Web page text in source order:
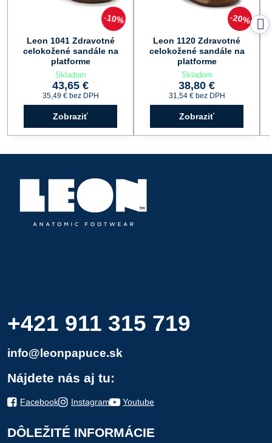
10%
Leon 1041 Zdravotné
celokožené sandále na
platforme
Skladom
43,65 €
35,49 € bez DPH
Zobraziť
20%
Leon 1120 Zdravotné
celokožené sandále na
platforme
Skladom
38,80 €
31,54 € bez DPH
Zobraziť
+421 911 315 719
info@leonpapuce.sk
Nájdete nás aj tu:
Facebook Instagram Youtube
DÔLEŽITÉ INFORMÁCIE